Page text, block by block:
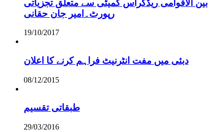
بین الاقوامی ریڈکراس کمیٹی سے متعلق تجزیاتی
رپورٹ۔امیر جان حقانی
19/10/2017
دبئی میں مفت انٹرنیٹ فراہم کرنے کا اعلان
08/12/2015
طبقاتی تقسیم
29/03/2016